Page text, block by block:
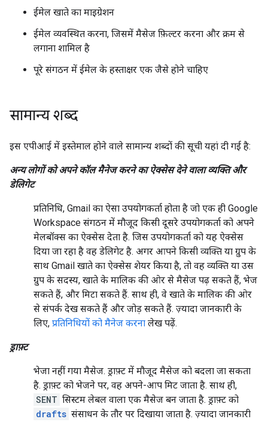
ईमेल खाते का माइग्रेशन
ईमेल व्यवस्थित करना, जिसमें मैसेज फ़िल्टर करना और क्रम से
लगाना शामिल है
पूरे संगठन में ईमेल के हस्ताक्षर एक जैसे होने चाहिए
सामान्य शब्द
इस एपीआई में इस्तेमाल होने वाले सामान्य शब्दों की सूची यहां दी गई है:
अन्य लोगों को अपने कॉल मैनेज करने का ऐक्सेस देने वाला व्यक्ति और
डेलिगेट
प्रतिनिधि, Gmail का ऐसा उपयोगकर्ता होता है जो एक ही Google
Workspace संगठन में मौजूद किसी दूसरे उपयोगकर्ता को अपने
मेलबॉक्स का ऐक्सेस देता है. जिस उपयोगकर्ता को यह ऐक्सेस
दिया जा रहा है वह डेलिगेट है. अगर आपने किसी व्यक्ति या ग्रुप के
साथ Gmail खाते का ऐक्सेस शेयर किया है, तो वह व्यक्ति या उस
ग्रुप के सदस्य, खाते के मालिक की ओर से मैसेज पढ़ सकते हैं, भेज
सकते हैं, और मिटा सकते हैं. साथ ही, वे खाते के मालिक की ओर
से संपर्क देख सकते हैं और जोड़ सकते हैं. ज़्यादा जानकारी के
लिए, प्रतिनिधियों को मैनेज करना लेख पढ़ें.
ड्राफ़्ट
भेजा नहीं गया मैसेज. ड्राफ़्ट में मौजूद मैसेज को बदला जा सकता
है. ड्राफ़्ट को भेजने पर, वह अपने-आप मिट जाता है. साथ ही,
SENT सिस्टम लेबल वाला एक मैसेज बन जाता है. ड्राफ़्ट को
drafts संसाधन के तौर पर दिखाया जाता है. ज़्यादा जानकारी